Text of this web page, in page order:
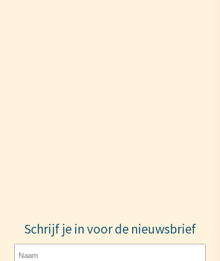
Schrijf je in voor de nieuwsbrief
Naam